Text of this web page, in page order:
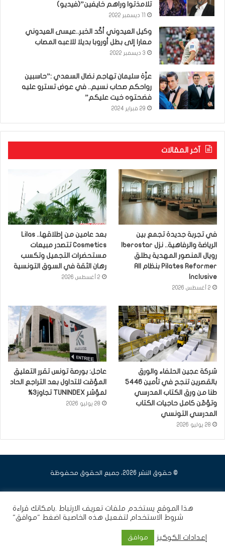
تلامذتوا وراهم خايفين”(فيديو)
وكيل العيدوني أكّد الخبر..عيسى العيدوني
معارا إلى بطل أوروبا بديلا للاعبه المصاب
3 ديسمبر 2022
عزّة سليمان تهاجم نضال السعدي :”حاسبين
رواحكم صحاب نسيم.. في عوض تسترو عليه
فضحتوه خيت عليكم”
29 فبراير 2024
آخر المقالات
في تجربة جديدة تجمع بين
رويال المنصور المهدية يطلق
Pilates Reformer بنظام All
Inclusive
2 أغسطس 2026
بعد عامين من إطلاقها.. Lilas
Cosmetics تتصدر مبيعات
مستحضرات التجميل وتكسب
رهان الثقة في السوق التونسية
2 أغسطس 2026
شركة عجين الحلفاء والورق
بالقصرين تنجح في تأمين 5446
طنا من ورق الكتاب المدرسي
وتؤمّن كامل حاجيات الكتاب
المدرسي التونسي
28 يوليو 2026
عاجل: بورصة تونس تقرر التعليق
المؤقت للتداول بعد التراجع الحاد
لمؤشر TUNINDEX تجاوز3%
28 يوليو 2026
© حقوق النشر 2026، جميع الحقوق محفوظة
هذا الموقع يستخدم ملفات تعريف الارتباط .بامكانك قراءة
شروط الاستخدام لتفعيل هذه الخاصية اضغط "موافق"
إعدادات الكوكيز موافق